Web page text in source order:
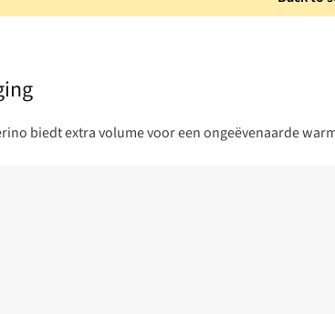
biedt extra volume voor een ongeëvenaarde